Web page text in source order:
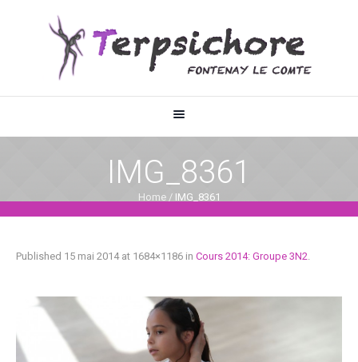
IMG_8361
Home / IMG_8361
Published 15 mai 2014at 1684×1186 in Cours 2014: Groupe 3N2.